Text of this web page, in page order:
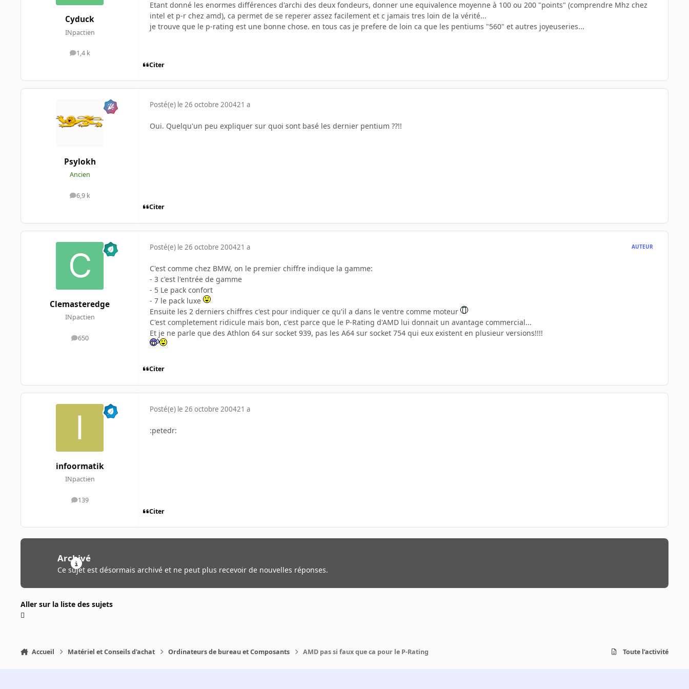
Cyduck
INpactien
1,4 k
messages
Etant donné les enormes différences d'archi des deux fondeurs, donner une equivalence moyenne à 100 ou 200 "points" (comprendre Mhz chez
intel et p-r chez amd), ca permet de se reperer assez facilement et c jamais tres loin de la vérité...
je trouve que le p-rating est une bonne chose. en tous cas je prefere de loin ca que les pentiums "560" et autres joyeuseries...
Citer
Psylokh
Ancien
6,9 k
messages
Posté(e) le 26 octobre 200421 a
Oui. Quelqu'un peu expliquer sur quoi sont basé les dernier pentium ??!!
Citer
Clemasteredge
INpactien
650
messages
Posté(e) le 26 octobre 200421 a AUTEUR
C'est comme chez BMW, on le premier chiffre indique la gamme:
- 3 c'est l'entrée de gamme
- 5 Le pack confort
- 7 le pack luxe
Ensuite les 2 derniers chiffres c'est pour indiquer ce qu'il a dans le ventre comme moteur
C'est completement ridicule mais bon, c'est parce que le P-Rating d'AMD lui donnait un avantage commercial...
Et je ne parle que des Athlon 64 sur socket 939, pas les A64 sur socket 754 qui eux existent en plusieur versions!!!!
Citer
infoormatik
INpactien
139
messages
Posté(e) le 26 octobre 200421 a
:petedr:
Citer
Archivé
Ce sujet est désormais archivé et ne peut plus recevoir de nouvelles réponses.
Aller sur la liste des sujets
Accueil Matériel et Conseils d'achat Ordinateurs de bureau et Composants AMD pas si faux que ca pour le P-Rating Toute l’activité